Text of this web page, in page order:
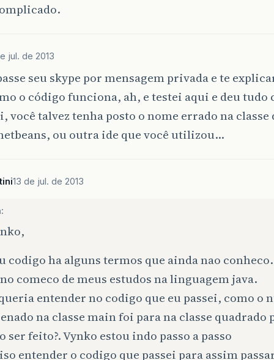
jul. de 2013
seu skype por mensagem privada e te
o código funciona, ah, e testei aqui e deu tudo
você talvez tenha posto o nome errado na classe
ou outra ide que você utilizou…
13 de jul. de 2013
codigo ha alguns termos que ainda nao conheco.
comeco de meus estudos na linguagem java.
entender no codigo que eu passei, como o
na classe main foi para na classe quadrado
ser feito?. Vynko estou indo passo a passo
entender o codigo que passei para assim